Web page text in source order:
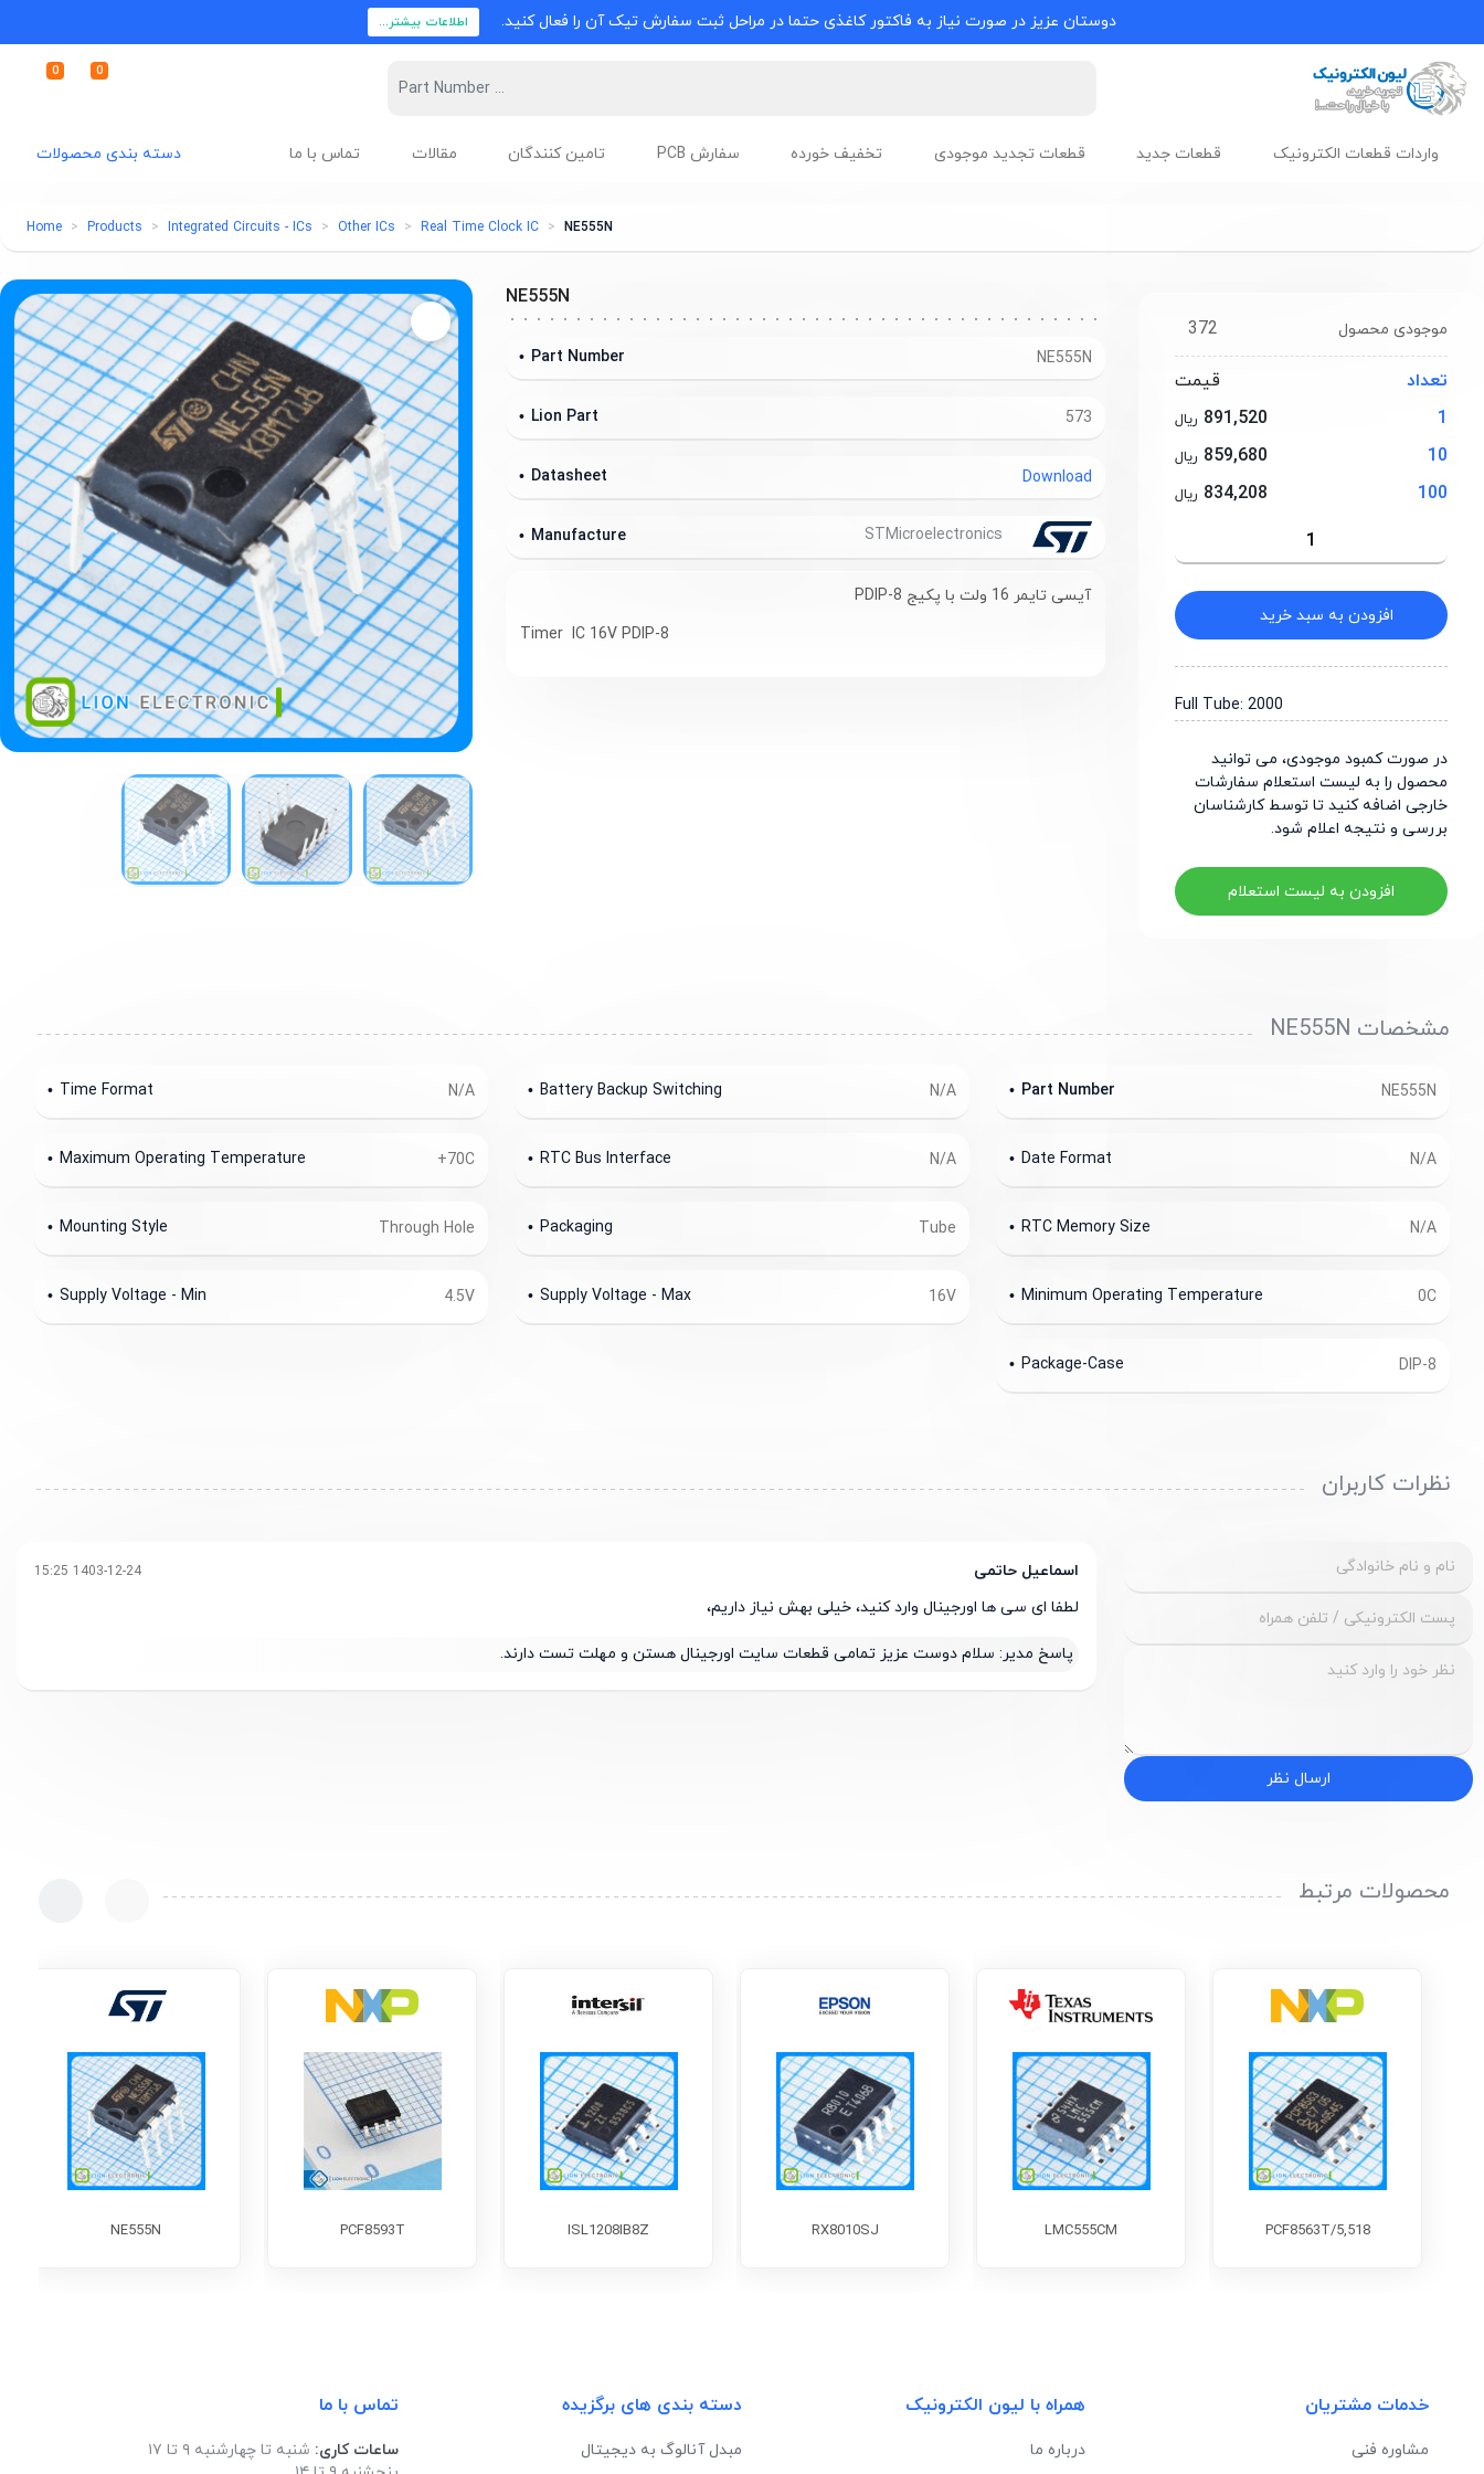
دوستان عزیز در صورت نیاز به فاکتور کاغذی حتما در مراحل ثبت سفارش تیک آن را فعال کنید. اطلاعات بیشتر...
0 0
دسته بندی محصولات واردات قطعات الکترونیک قطعات جدید قطعات تجدید موجودی تخفیف خورده سفارش PCB تامین کنندگان مقالات تماس با ما
Home Products Integrated Circuits - ICs Other ICs Real Time Clock IC NE555N
372 موجودی محصول
تعداد
قیمت
1
891,520 ریال
10
859,680 ریال
100
834,208 ریال
افزودن به سبد خرید
Full Tube: 2000
در صورت کمبود موجودی، می توانید
محصول را به لیست استعلام سفارشات
خارجی اضافه کنید تا توسط کارشناسان
بررسی و نتیجه اعلام شود.
افزودن به لیست استعلام
NE555N
NE555N
Part Number
573
Lion Part
Download
Datasheet
Manufacture
آیسی تایمر 16 ولت با پکیج PDIP-8
Timer IC 16V PDIP-8
مشخصات NE555N
NE555N
Part Number
N/A
Battery Backup Switching
N/A
Time Format
N/A
Date Format
N/A
RTC Bus Interface
+70C
Maximum Operating Temperature
N/A
RTC Memory Size
Tube
Packaging
Through Hole
Mounting Style
0C
Minimum Operating Temperature
16V
Supply Voltage - Max
4.5V
Supply Voltage - Min
DIP-8
Package-Case
نظرات کاربران
ارسال نظر
اسماعیل حاتمی 1403-12-24 15:25
لطفا ای سی ها اورجینال وارد کنید، خیلی بهش نیاز داریم،
پاسخ مدیر: سلام دوست عزیز تمامی قطعات سایت اورجینال هستن و مهلت تست دارند.
محصولات مرتبط
PCF8563T/5,518
LMC555CM
RX8010SJ
ISL1208IB8Z
PCF8593T
NE555N
خدمات مشتریان
مشاوره فنی
همراه با لیون الکترونیک
درباره ما
دسته بندی های برگزیده
مبدل آنالوگ به دیجیتال
تماس با ما
ساعات کاری: شنبه تا چهارشنبه ۹ تا ۱۷